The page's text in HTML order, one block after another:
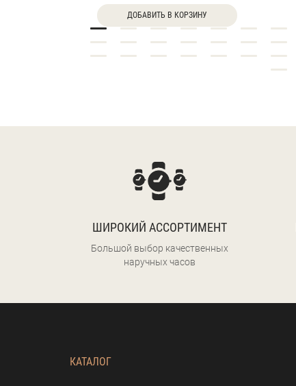
ДОБАВИТЬ В КОРЗИНУ
ШИРОКИЙ АССОРТИМЕНТ
Большой выбор качественных
наручных часов
КАТАЛОГ